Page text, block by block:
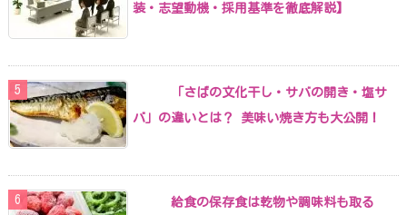
装・志望動機・採用基準を徹底解説】
「さばの文化干し・サバの開き・塩サ
バ」の違いとは？ 美味い焼き方も大公開！
給食の保存食は乾物や調味料も取る